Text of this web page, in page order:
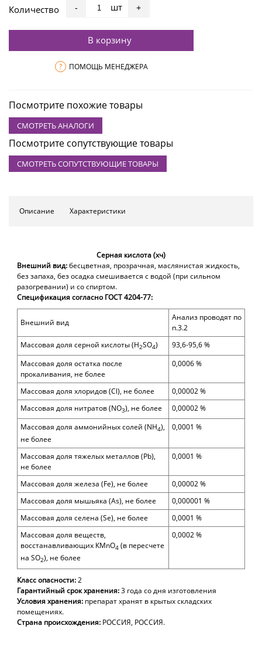
Количество - шт +
В корзину
? ПОМОЩЬ МЕНЕДЖЕРА
Посмотрите похожие товары
СМОТРЕТЬ АНАЛОГИ
Посмотрите сопутствующие товары
СМОТРЕТЬ СОПУТСТВУЮЩИЕ ТОВАРЫ
Описание Характеристики
Серная кислота (хч)
Внешний вид:бесцветная, прозрачная, маслянистая жидкость,
без запаха, без осадка смешивается с водой (при сильном
разогревании) и со спиртом.
Спецификация согласно ГОСТ 4204-77:
Внешний вид
Анализ проводят по
п.3.2
Массовая доля серной кислоты (Н2SO4)
93,6-95,6 %
Массовая доля остатка после
прокаливания, не более
0,0006 %
Массовая доля хлоридов (Сl), не более
0,00002 %
Массовая доля нитратов (NО3), не более
0,00002 %
Массовая доля аммонийных солей (NH4),
не более
0,0001 %
Массовая доля тяжелых металлов (Рb),
не более
0,0001 %
Массовая доля железа (Fe), не более
0,00002 %
Массовая доля мышьяка (As), не более
0,000001 %
Массовая доля селена (Se), не более
0,0001 %
Массовая доля веществ,
восстанавливающих КMnО4 (в пересчете
на SO2), не более
0,0002 %
Класс опасности:2
Гарантийный срокхранения:3 года содня изготовления
Условия хранения: препарат хранят в крытых складских
помещениях.
Страна происхождения: РОССИЯ, РОССИЯ.